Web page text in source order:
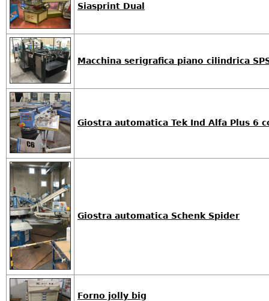
Siasprint Dual
Macchina serigrafica piano cilindrica SPS
Giostra automatica Tek Ind Alfa Plus 6
Giostra automatica Schenk Spider
Forno jolly big